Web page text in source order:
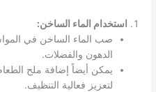
استخدام الماء الساخن:
صب الماء الساخن في
الدهون والفضلات.
يمكن أيضاً إضافة ملح
لتعزيز فعالية التنظيف.